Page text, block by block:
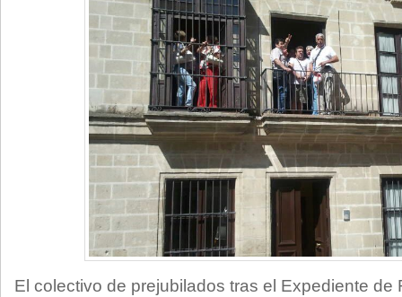
El colectivo de prejubilados tras el Expediente de